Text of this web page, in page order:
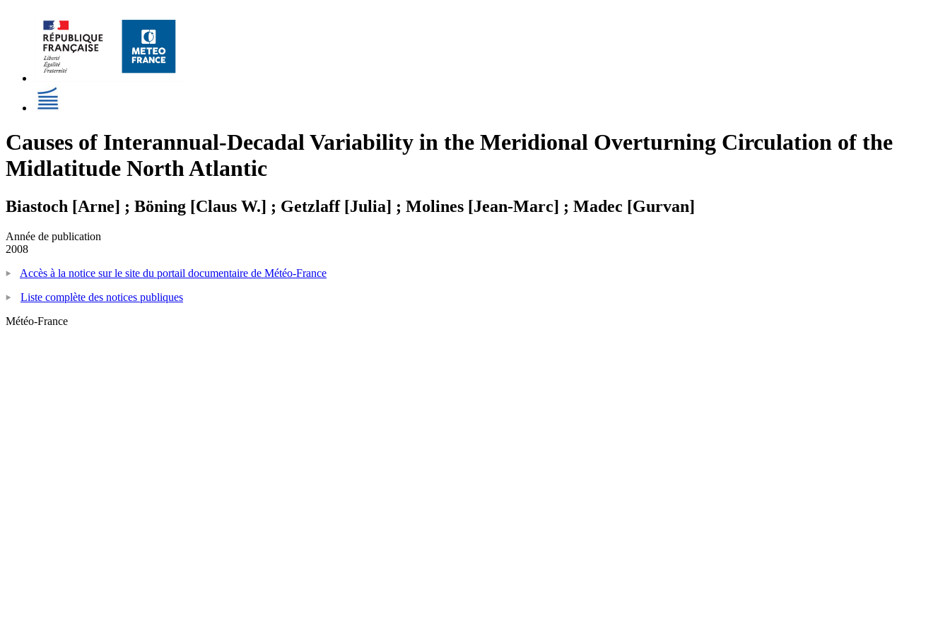
Causes of Interannual-Decadal Variability in the Meridional Overturning Circulation of the
Midlatitude North Atlantic
Biastoch [Arne] ; Böning [Claus W.] ; Getzlaff [Julia] ; Molines [Jean-Marc] ; Madec [Gurvan]
Année de publication
2008
Accès à la notice sur le site du portail documentaire de Météo-France
Liste complète des notices publiques
Météo-France